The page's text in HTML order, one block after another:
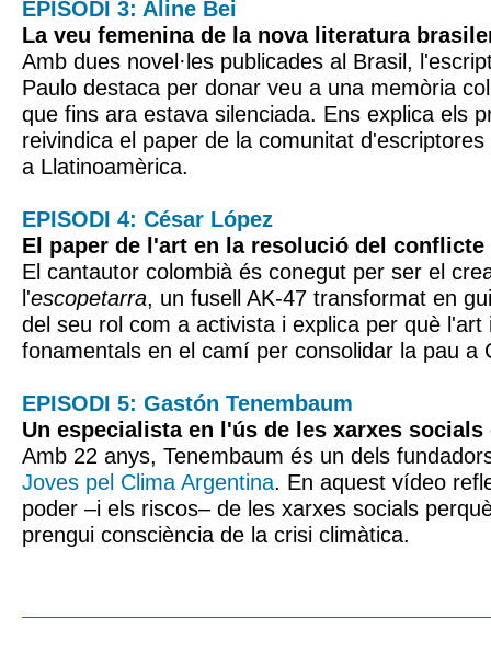
EPISODI 3: Aline Bei
La veu femenina de la nova literatura
Amb dues novel·les publicades al Brasil,
Paulo destaca per donar veu a una memòria
que fins ara estava silenciada. Ens explica els
reivindica el paper de la comunitat
a Llatinoamèrica.
EPISODI 4: César López
El paper de l'art en la resolució del
El cantautor colombià és conegut per ser el
l'escopetarra, un fusell AK-47 transformat en
del seu rol com a activista i explica per què l'art
fonamentals en el camí per consolidar la pau a
EPISODI 5: Gastón Tenembaum
Un especialista en l'ús de les xarxes socials
Amb 22 anys, Tenembaum és un dels
Joves pel Clima Argentina. En aquest vídeo
poder –i els riscos– de les xarxes socials
prengui consciència de la crisi climàtica.